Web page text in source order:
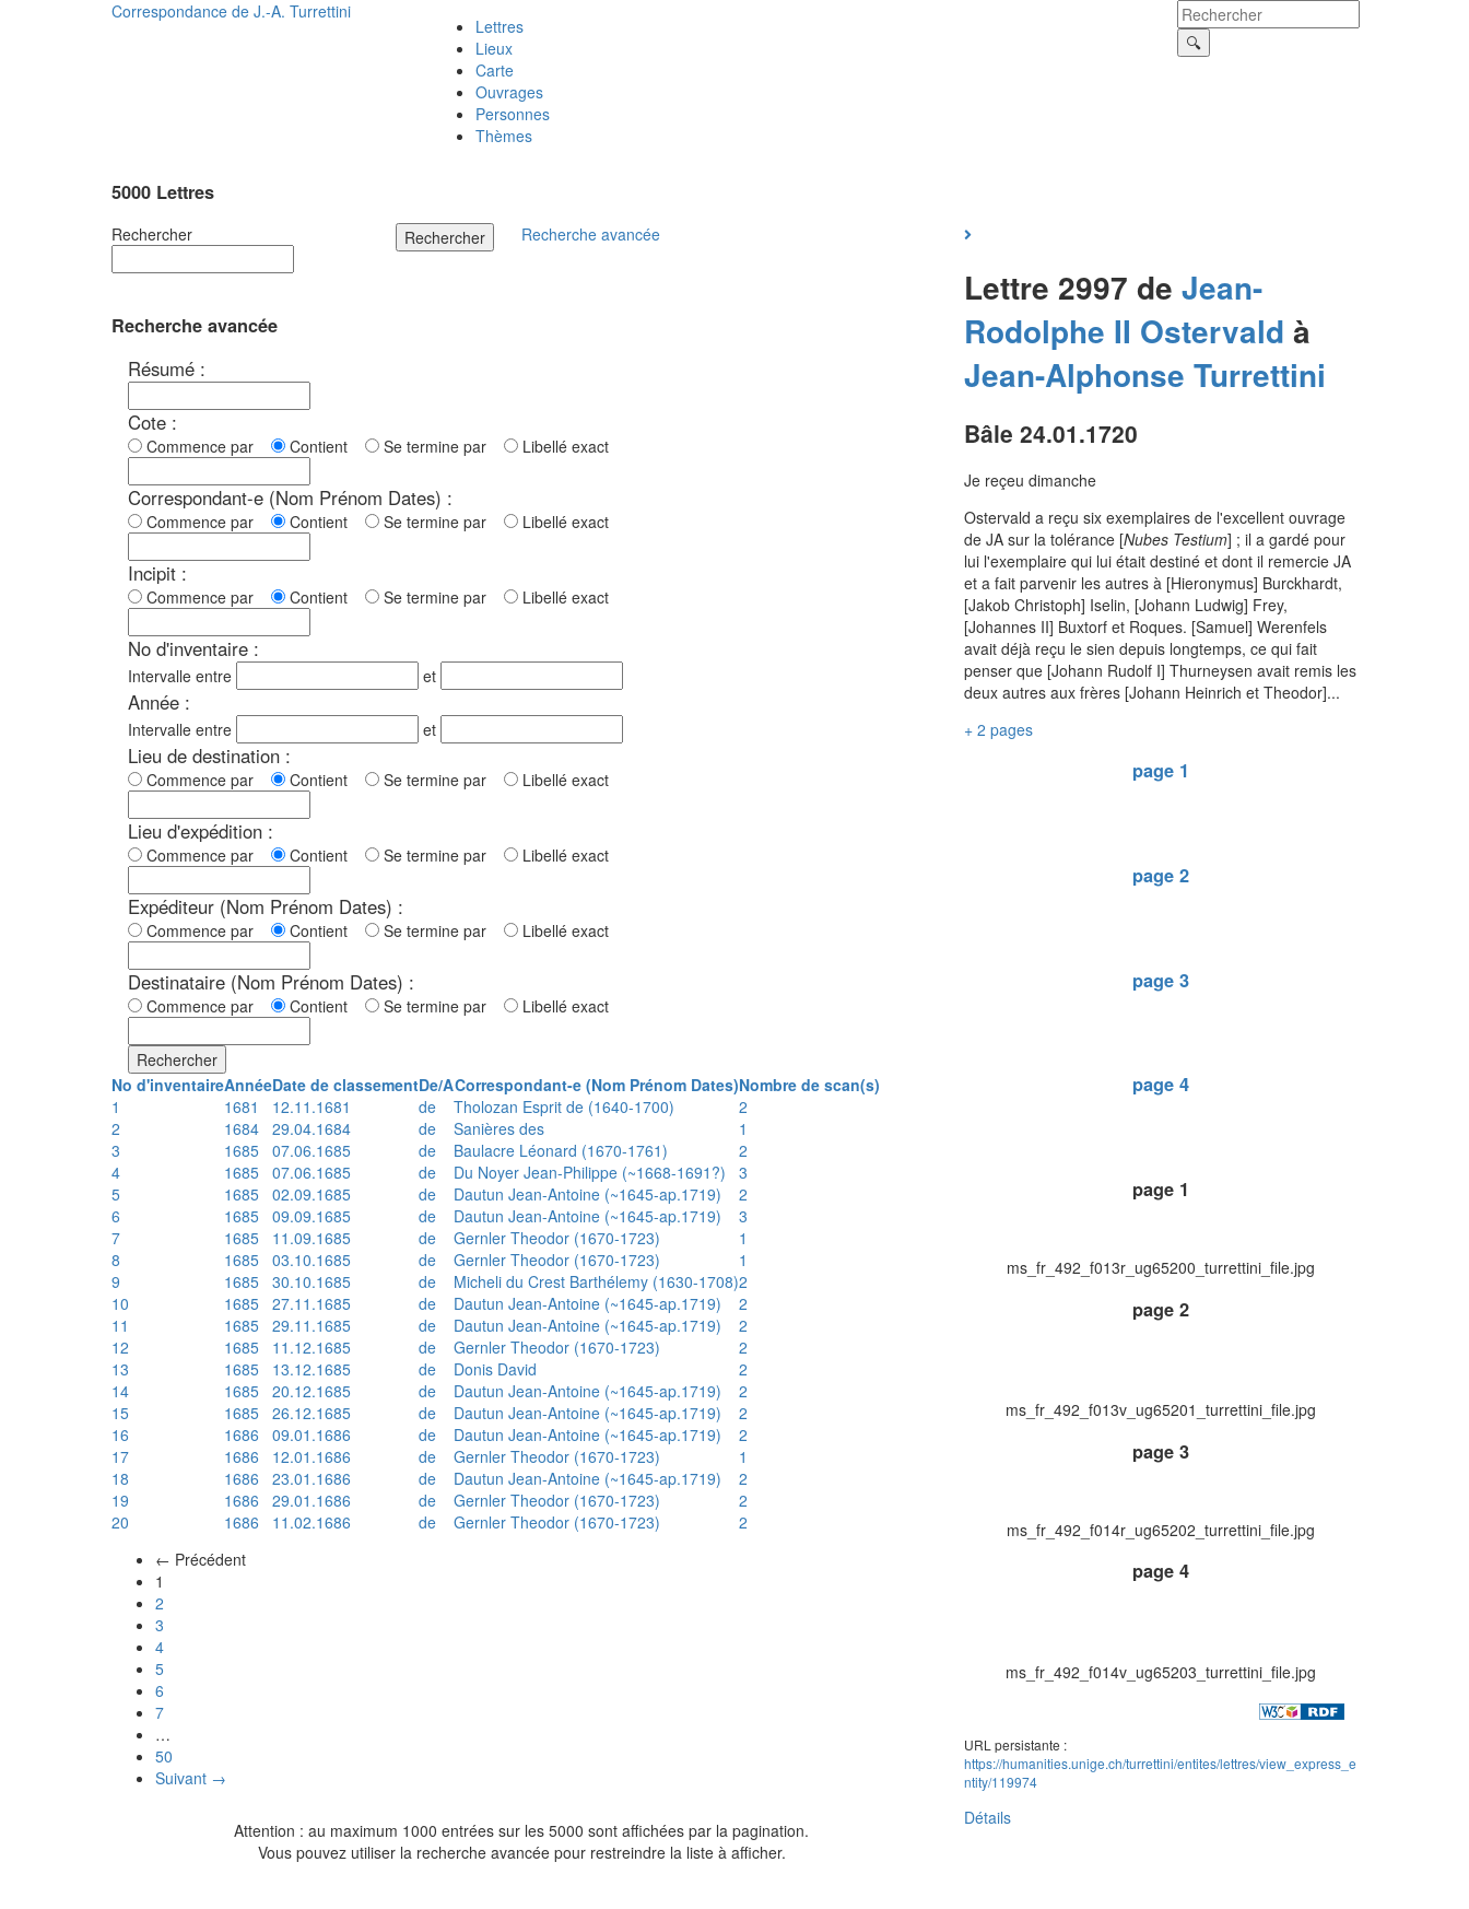
Correspondance de J.-A. Turrettini
Lettres
Lieux
Carte
Ouvrages
Personnes
Thèmes
5000 Lettres
Rechercher Rechercher Recherche avancée
Recherche avancée
Résumé :
Cote :
Commence par Contient Se termine par Libellé exact
Correspondant-e (Nom Prénom Dates) :
Commence par Contient Se termine par Libellé exact
Incipit :
Commence par Contient Se termine par Libellé exact
No d'inventaire :
Intervalle entre et
Année :
Intervalle entre et
Lieu de destination :
Commence par Contient Se termine par Libellé exact
Lieu d'expédition :
Commence par Contient Se termine par Libellé exact
Expéditeur (Nom Prénom Dates) :
Commence par Contient Se termine par Libellé exact
Destinataire (Nom Prénom Dates) :
Commence par Contient Se termine par Libellé exact
Rechercher
No d'inventaireAnnéeDate de classementDe/ACorrespondant-e (Nom Prénom Dates)Nombre de scan(s)
1
1681 12.11.1681 de Tholozan Esprit de (1640-1700)
2
2
1684 29.04.1684 de Sanières des
1
3
1685 07.06.1685 de Baulacre Léonard (1670-1761)
2
4
1685 07.06.1685 de Du Noyer Jean-Philippe (~1668-1691?)
3
5
1685 02.09.1685 de Dautun Jean-Antoine (~1645-ap.1719)
2
6
1685 09.09.1685 de Dautun Jean-Antoine (~1645-ap.1719)
3
7
1685 11.09.1685 de Gernler Theodor (1670-1723)
1
8
1685 03.10.1685 de Gernler Theodor (1670-1723)
1
9
1685 30.10.1685 de Micheli du Crest Barthélemy (1630-1708)2
10
1685 27.11.1685 de Dautun Jean-Antoine (~1645-ap.1719)
2
11
1685 29.11.1685 de Dautun Jean-Antoine (~1645-ap.1719)
2
12
1685 11.12.1685 de Gernler Theodor (1670-1723)
2
13
1685 13.12.1685 de Donis David
2
14
1685 20.12.1685 de Dautun Jean-Antoine (~1645-ap.1719)
2
15
1685 26.12.1685 de Dautun Jean-Antoine (~1645-ap.1719)
2
16
1686 09.01.1686 de Dautun Jean-Antoine (~1645-ap.1719)
2
17
1686 12.01.1686 de Gernler Theodor (1670-1723)
1
18
1686 23.01.1686 de Dautun Jean-Antoine (~1645-ap.1719)
2
19
1686 29.01.1686 de Gernler Theodor (1670-1723)
2
20
1686 11.02.1686 de Gernler Theodor (1670-1723)
2
← Précédent
1
2
3
4
5
6
7
…
50
Suivant →
Attention : au maximum 1000 entrées sur les 5000 sont affichées par la pagination.
Vous pouvez utiliser la recherche avancée pour restreindre la liste à afficher.
Lettre 2997 de Jean-
Rodolphe II Ostervald à
Jean-Alphonse Turrettini
Bâle 24.01.1720
Je reçeu dimanche
Ostervald a reçu six exemplaires de l'excellent ouvrage
de JA sur la tolérance [Nubes Testium] ; il a gardé pour
lui l'exemplaire qui lui était destiné et dont il remercie JA
et a fait parvenir les autres à [Hieronymus] Burckhardt,
[Jakob Christoph] Iselin, [Johann Ludwig] Frey,
[Johannes II] Buxtorf et Roques. [Samuel] Werenfels
avait déjà reçu le sien depuis longtemps, ce qui fait
penser que [Johann Rudolf I] Thurneysen avait remis les
deux autres aux frères [Johann Heinrich et Theodor]...
+ 2 pages
page 1
page 2
page 3
page 4
page 1
ms_fr_492_f013r_ug65200_turrettini_file.jpg
page 2
ms_fr_492_f013v_ug65201_turrettini_file.jpg
page 3
ms_fr_492_f014r_ug65202_turrettini_file.jpg
page 4
ms_fr_492_f014v_ug65203_turrettini_file.jpg
URL persistante :
https://humanities.unige.ch/turrettini/entites/lettres/view_express_e
ntity/119974
Détails